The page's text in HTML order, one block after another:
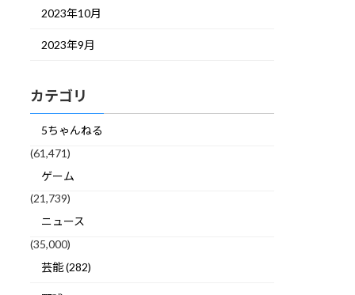
2023年10月
2023年9月
カテゴリ
5ちゃんねる
(61,471)
ゲーム
(21,739)
ニュース
(35,000)
芸能 (282)